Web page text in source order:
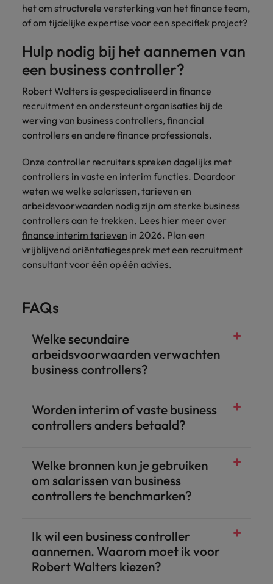
het om structurele versterking van het finance team,
of om tijdelijke expertise voor een specifiek project?
Hulp nodig bij het aannemen van
een business controller?
Robert Walters is gespecialiseerd in finance
recruitment en ondersteunt organisaties bij de
werving van business controllers, financial
controllers en andere finance professionals.
Onze controller recruiters spreken dagelijks met
controllers in vaste en interim functies. Daardoor
weten we welke salarissen, tarieven en
arbeidsvoorwaarden nodig zijn om sterke business
controllers aan te trekken. Lees hier meer over
finance interim tarieven in 2026. Plan een
vrijblijvend oriëntatiegesprek met een recruitment
consultant voor één op één advies.
FAQs
Welke secundaire
arbeidsvoorwaarden verwachten
business controllers?
Worden interim of vaste business
controllers anders betaald?
Welke bronnen kun je gebruiken
om salarissen van business
controllers te benchmarken?
Ik wil een business controller
aannemen. Waarom moet ik voor
Robert Walters kiezen?